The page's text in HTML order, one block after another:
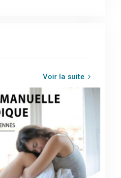
Voir la suite